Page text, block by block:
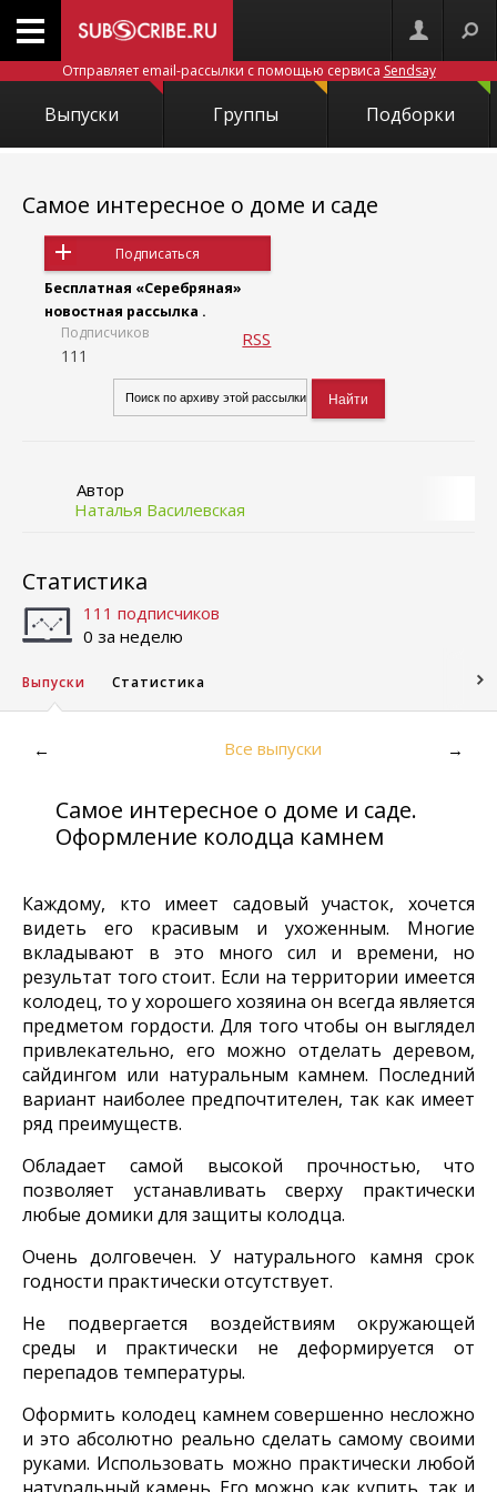
Отправляет email-рассылки с помощью сервиса Sendsay
Выпуски Группы Подборки
Самое интересное о доме и саде
Подписаться
Бесплатная «Серебряная»
новостная рассылка .
Подписчиков
111
RSS
Автор
Наталья Василевская
Статистика
111 подписчиков
0 за неделю
Выпуски Статистика
← Все выпуски →
Самое интересное о доме и саде.
Оформление колодца камнем
Каждому, кто имеет садовый участок, хочется
видеть его красивым и ухоженным. Многие
вкладывают в это много сил и времени, но
результат того стоит. Если на территории имеется
колодец, то у хорошего хозяина он всегда является
предметом гордости. Для того чтобы он выглядел
привлекательно, его можно отделать деревом,
сайдингом или натуральным камнем. Последний
вариант наиболее предпочтителен, так как имеет
ряд преимуществ.
Обладает самой высокой прочностью, что
позволяет устанавливать сверху практически
любые домики для защиты колодца.
Очень долговечен. У натурального камня срок
годности практически отсутствует.
Не подвергается воздействиям окружающей
среды и практически не деформируется от
перепадов температуры.
Оформить колодец камнем совершенно несложно
и это абсолютно реально сделать самому своими
руками. Использовать можно практически любой